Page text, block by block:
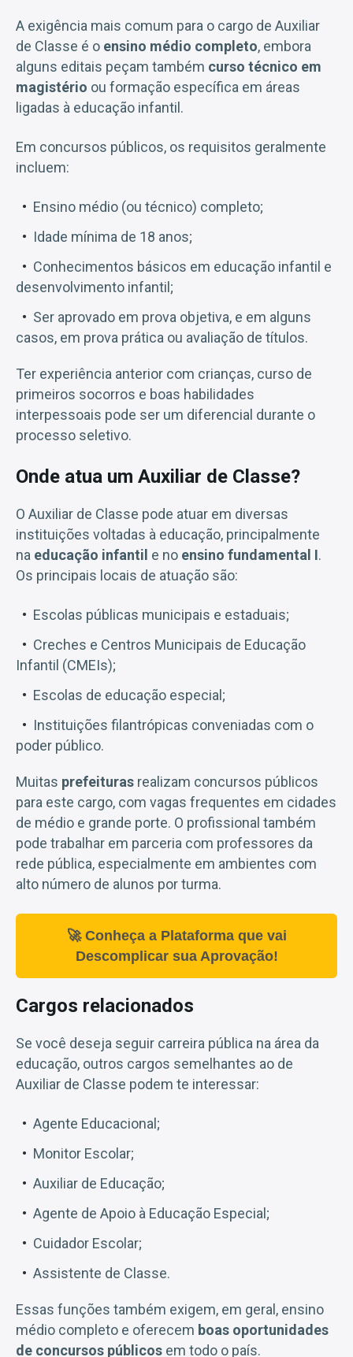
A exigência mais comum para o cargo de Auxiliar
de Classe é o ensino médio completo, embora
alguns editais peçam também curso técnico em
magistério ou formação específica em áreas
ligadas à educação infantil.
Em concursos públicos, os requisitos geralmente
incluem:
Ensino médio (ou técnico) completo;
Idade mínima de 18 anos;
Conhecimentos básicos em educação infantil e
desenvolvimento infantil;
Ser aprovado em prova objetiva, e em alguns
casos, em prova prática ou avaliação de títulos.
Ter experiência anterior com crianças, curso de
primeiros socorros e boas habilidades
interpessoais pode ser um diferencial durante o
processo seletivo.
Onde atua um Auxiliar de Classe?
O Auxiliar de Classe pode atuar em diversas
instituições voltadas à educação, principalmente
na educação infantil e no ensino fundamental I.
Os principais locais de atuação são:
Escolas públicas municipais e estaduais;
Creches e Centros Municipais de Educação
Infantil (CMEIs);
Escolas de educação especial;
Instituições filantrópicas conveniadas com o
poder público.
Muitas prefeituras realizam concursos públicos
para este cargo, com vagas frequentes em cidades
de médio e grande porte. O profissional também
pode trabalhar em parceria com professores da
rede pública, especialmente em ambientes com
alto número de alunos por turma.
🚀 Conheça a Plataforma que vai
Descomplicar sua Aprovação!
Cargos relacionados
Se você deseja seguir carreira pública na área da
educação, outros cargos semelhantes ao de
Auxiliar de Classe podem te interessar:
Agente Educacional;
Monitor Escolar;
Auxiliar de Educação;
Agente de Apoio à Educação Especial;
Cuidador Escolar;
Assistente de Classe.
Essas funções também exigem, em geral, ensino
médio completo e oferecem boas oportunidades
de concursos públicos em todo o país.